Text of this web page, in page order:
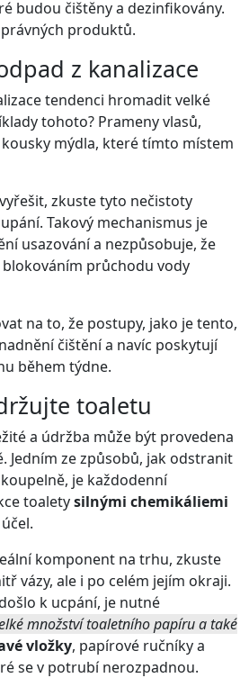
budou čištěny a dezinfikovány.
produktů.
z kanalizace
tendenci hromadit velké
tohoto? Prameny vlasů,
mýdla, které tímto místem
zkuste tyto nečistoty
Takový mechanismus je
usazování a nezpůsobuje, že
průchodu vody
na to, že postupy, jako je tento,
čištění a navíc poskytují
během týdne.
toaletu
a údržba může být provedena
Jedním ze způsobů, jak odstranit
je každodenní
toaletysilnými chemikáliemi
komponent na trhu, zkuste
vázy, ale i po celém jejím okraji.
k ucpání, je nutné
množství toaletního papíru a také
vložky, papírové ručníky a
se v potrubí nerozpadnou.